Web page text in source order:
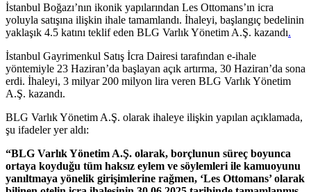
İstanbul Boğazı’nın ikonik yapılarından Les Ottomans’ın icra
yoluyla satışına ilişkin ihale tamamlandı. İhaleyi, başlangıç bedelinin
yaklaşık 4.5 katını teklif eden BLG Varlık Yönetim A.Ş. kazandı.
İstanbul Gayrimenkul Satış İcra Dairesi tarafından e-ihale
yöntemiyle 23 Haziran’da başlayan açık artırma, 30 Haziran’da sona
erdi. İhaleyi, 3 milyar 200 milyon lira veren BLG Varlık Yönetim
A.Ş. kazandı.
BLG Varlık Yönetim A.Ş. olarak ihaleye ilişkin yapılan açıklamada,
şu ifadeler yer aldı:
“BLG Varlık Yönetim A.Ş. olarak, borçlunun süreç boyunca
ortaya koyduğu tüm haksız eylem ve söylemleri ile kamuoyunu
yanıltmaya yönelik girişimlerine rağmen, ‘Les Ottomans’ olarak